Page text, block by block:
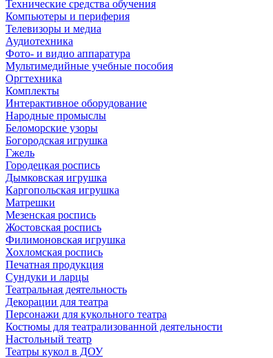
Технические средства обучения
Компьютеры и периферия
Телевизоры и медиа
Аудиотехника
Фото- и видио аппаратура
Мультимедийные учебные пособия
Оргтехника
Комплекты
Интерактивное оборудование
Народные промыслы
Беломорские узоры
Богородская игрушка
Гжель
Городецкая роспись
Дымковская игрушка
Каргопольская игрушка
Матрешки
Мезенская роспись
Жостовская роспись
Филимоновская игрушка
Хохломская роспись
Печатная продукция
Сундуки и ларцы
Театральная деятельность
Декорации для театра
Персонажи для кукольного театра
Костюмы для театрализованной деятельности
Настольный театр
Театры кукол в ДОУ